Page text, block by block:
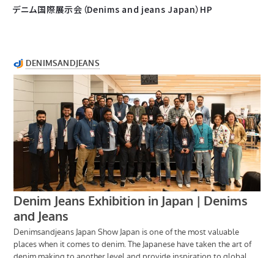
デニム国際展示会（Denims and jeans Japan）HP